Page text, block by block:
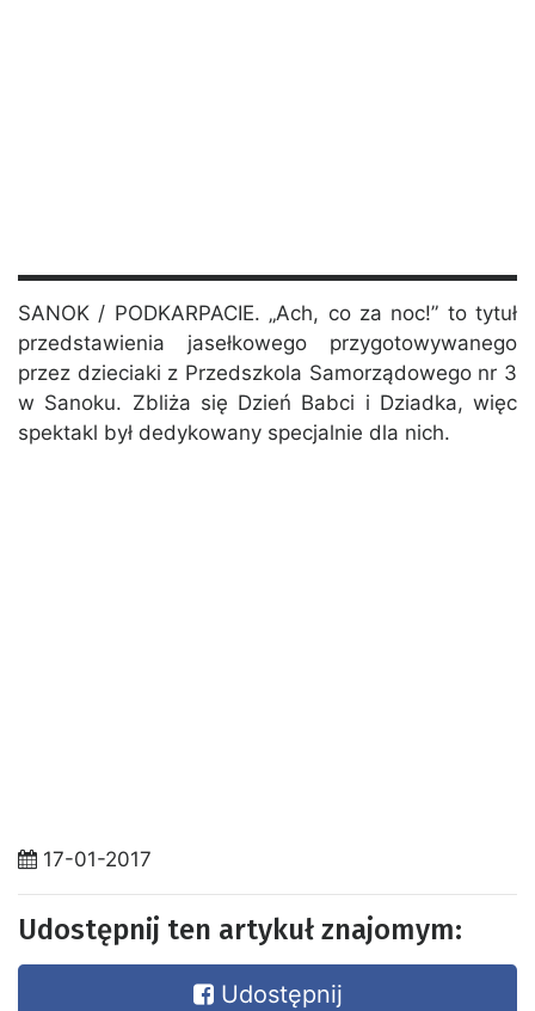
SANOK / PODKARPACIE. „Ach, co za noc!” to tytuł
przedstawienia jasełkowego przygotowywanego
przez dzieciaki z Przedszkola Samorządowego nr 3
w Sanoku. Zbliża się Dzień Babci i Dziadka, więc
spektakl był dedykowany specjalnie dla nich.
17-01-2017
Udostępnij ten artykuł znajomym:
Udostępnij